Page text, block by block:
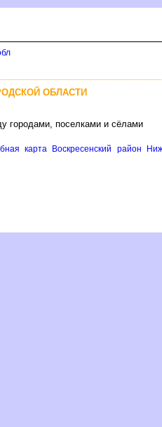
ОБЛАСТИ
городами, поселками и сёлами
карта Воскресенский район